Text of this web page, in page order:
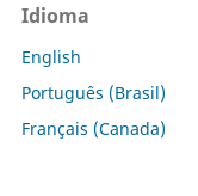
Idioma
English
Português (Brasil)
Français (Canada)